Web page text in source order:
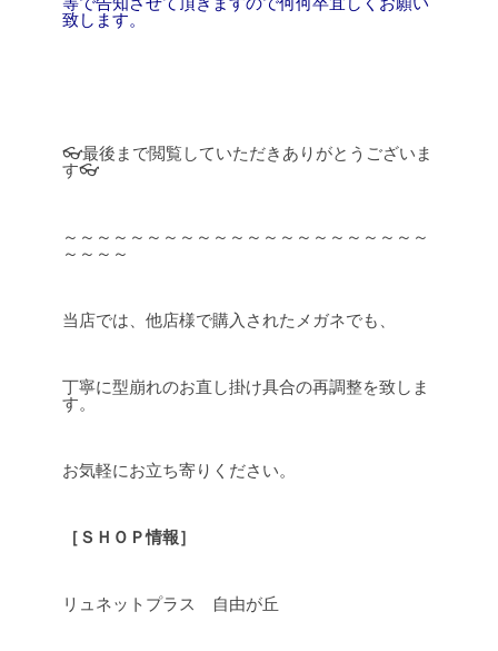
致します。
👓最後まで閲覧していただきありがとうございま
す👓
～～～～～～～～～～～～～～～～～～～～～～
～～～～
当店では、他店様で購入されたメガネでも、
丁寧に型崩れのお直し掛け具合の再調整を致しま
す。
お気軽にお立ち寄りください。
［ＳＨＯＰ情報］
リュネットプラス 自由が丘